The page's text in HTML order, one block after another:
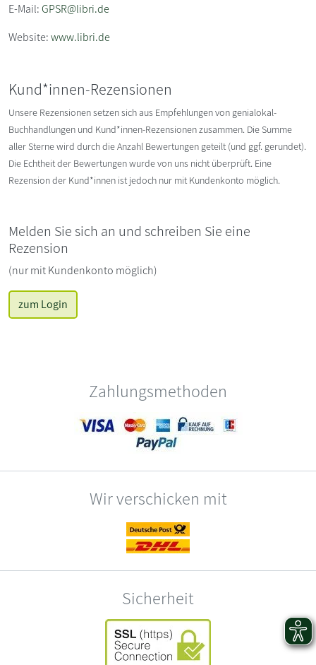
E-Mail:GPSR@libri.de
Website:www.libri.de
Kund*innen-Rezensionen
Unsere Rezensionen setzen sich aus Empfehlungen von genialokal-
Buchhandlungen und Kund*innen-Rezensionen zusammen. Die Summe
aller Sterne wird durch die Anzahl Bewertungen geteilt (und ggf. gerundet).
Die Echtheit der Bewertungen wurde von uns nicht überprüft. Eine
Rezension der Kund*innen ist jedoch nur mit Kundenkonto möglich.
Melden Sie sich an und schreiben Sie eine
Rezension
(nur mit Kundenkonto möglich)
zum Login
Zahlungsmethoden
Wir verschicken mit
Sicherheit